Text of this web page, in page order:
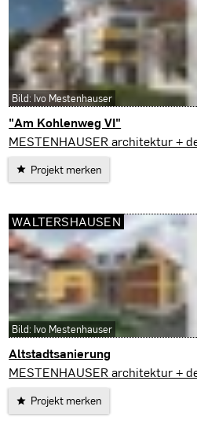
"Am Kohlenweg VI"
Ilmenau
MESTENHAUSER architektur +
Projekt merken
Bild: Ivo Mestenhauser
Altstadtsanierung
Waltershausen
MESTENHAUSER architektur +
Projekt merken
WALTERSHAUSEN
Bild: Ivo Mestenhauser